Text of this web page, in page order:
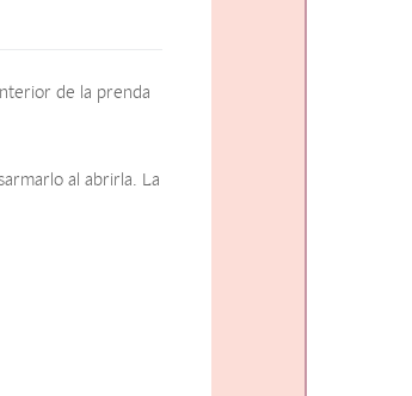
de la prenda
al abrirla. La